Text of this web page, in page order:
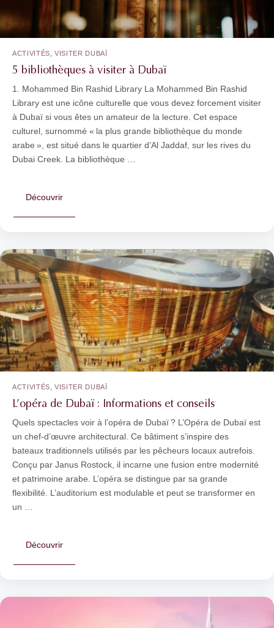
5 bibliothèques à visiter à Dubaï
1. Mohammed Bin Rashid Library La Mohammed Bin Rashid
Library est une icône culturelle que vous devez forcement visiter
à Dubaï si vous êtes un amateur de la lecture. Cet espace
culturel, surnommé « la plus grande bibliothèque du monde
arabe », est situé dans le quartier d’Al Jaddaf, sur les rives du
Dubai Creek. La bibliothèque …
Découvrir
ACTIVITÉS,VISITER DUBAÏ
L’opéra de Dubaï : Informations et conseils
Quels spectacles voir à l’opéra de Dubaï ? L’Opéra de Dubaï est
un chef-d’œuvre architectural. Ce bâtiment s’inspire des
bateaux traditionnels utilisés par les pêcheurs locaux autrefois.
Conçu par Janus Rostock, il incarne une fusion entre modernité
et patrimoine arabe. L’opéra se distingue par sa grande
flexibilité. L’auditorium est modulable et peut se transformer en
un …
Découvrir
ACTIVITÉS,VISITER DUBAÏ